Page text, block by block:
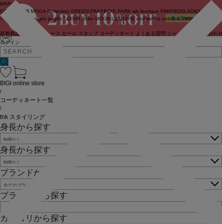
ログイン
BRAND
COUTURIER MOGA Collection GREEN FRAPBOIS PARK wb feerique FRAPBOIS ADIEU
TRISTESSE
congés payés LOISIR Julier MOGA L'EQUIPE endalence unbilanc BIGI online store
新着商品 ニュース セール スタッフ コーディネート よくある質問 ジャーナル お問い合わ
BIGI online store
/
コーディネート一覧
/
tnk スタイリング
身長から探す
身長から探す
ブランドから探す
ブランドから探す
カテゴリから探す